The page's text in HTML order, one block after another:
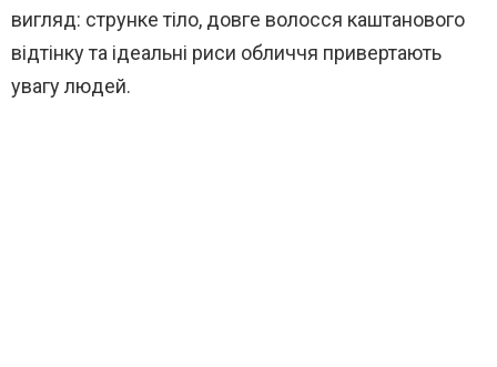
вигляд: струнке тіло, довге волосся каштанового
відтінку та ідеальні риси обличчя привертають
увагу людей.